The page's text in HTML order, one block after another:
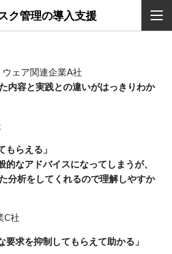
ク管理の導入支援
ェア関連企業A社
内容と実践との違いがはっきりわか
らえる」
なアドバイスになってしまうが、
析をしてくれるので理解しやすか
C社
求を抑制してもらえて助かる」